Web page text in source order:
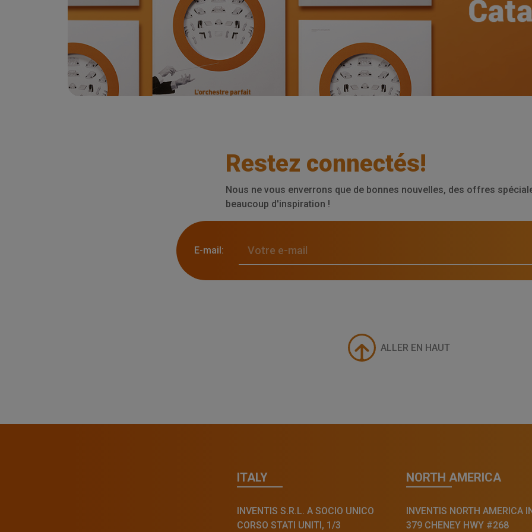
Restez connectés!
Nous ne vous enverrons que de bonnes nouvelles, des offres
beaucoup d'inspiration !
E-mail:
ALLER EN HAUT
ITALY
INVENTIS S.R.L. A SOCIO UNICO
CORSO STATI UNITI, 1/3
NORTH AMERICA
INVENTIS NORTH AMERICA
379 CHENEY HWY #268